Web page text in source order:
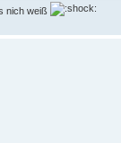
nich weiß